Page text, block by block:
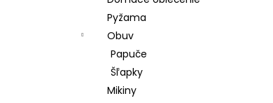
Pyžama
Obuv
Papuče
Šľapky
Mikiny
DÁMSKE PAPUČE
€15,80